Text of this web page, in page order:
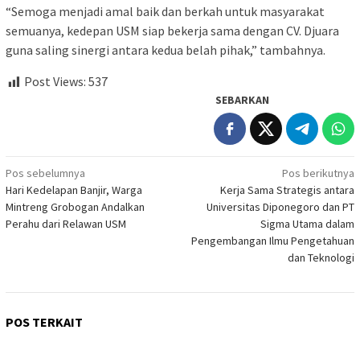
“Semoga menjadi amal baik dan berkah untuk masyarakat
semuanya, kedepan USM siap bekerja sama dengan CV. Djuara
guna saling sinergi antara kedua belah pihak,” tambahnya.
Post Views: 537
SEBARKAN
Navigasi
pos
Pos sebelumnya
Hari Kedelapan Banjir, Warga
Mintreng Grobogan Andalkan
Perahu dari Relawan USM
Pos berikutnya
Kerja Sama Strategis antara
Universitas Diponegoro dan PT
Sigma Utama dalam
Pengembangan Ilmu Pengetahuan
dan Teknologi
POS TERKAIT